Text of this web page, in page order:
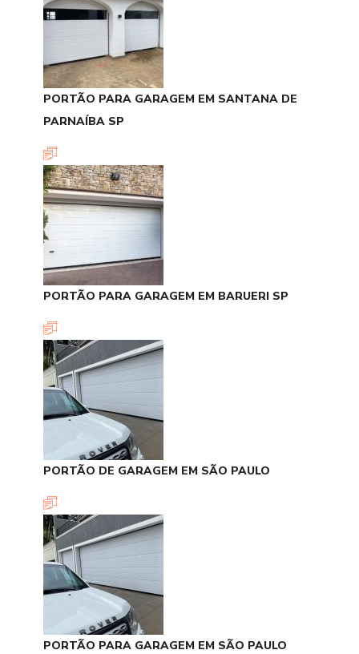
PORTÃO PARA GARAGEM EM SANTANA DE
PARNAÍBA SP
PORTÃO PARA GARAGEM EM BARUERI SP
PORTÃO DE GARAGEM EM SÃO PAULO
PORTÃO PARA GARAGEM EM SÃO PAULO